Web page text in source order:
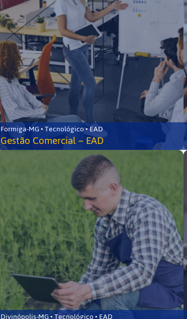
Formiga-MG • Tecnológico • EAD
Gestão Comercial – EAD